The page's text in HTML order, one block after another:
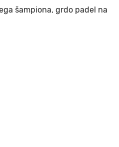
šampiona, grdo padel na